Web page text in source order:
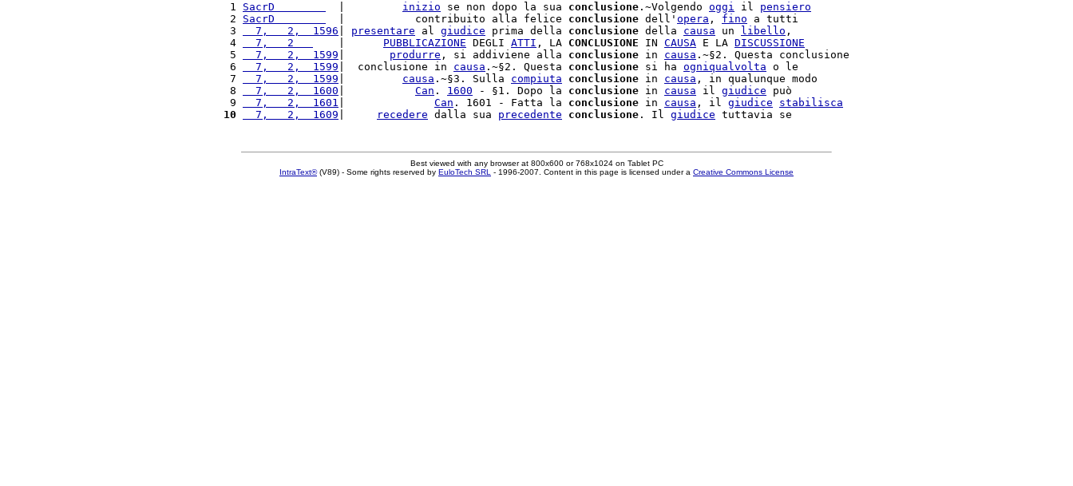
1 SacrD inizio se non dopo la sua conclusione .~Volgendo oggi il pensiero
2 SacrD
  |           contribuito alla felice
conclusione dell' opera , fino a tutti
3
  7,   2,  1596
presentare al giudice prima della conclusione della causa un libello ,
4
  7,   2
PUBBLICAZIONE DEGLI ATTI , LA CONCLUSIONE IN CAUSA E LA DISCUSSIONE
5
  7,   2,  1599
produrre , si addiviene alla conclusione in causa .~§2. Questa conclusione
6
  7,   2,  1599
|  conclusione in causa .~§2. Questa conclusione si ha ogniqualvolta o le
7
  7,   2,  1599
causa .~§3. Sulla compiuta conclusione in causa , in qualunque modo
8
  7,   2,  1600
Can . 1600 - §1. Dopo la conclusione in causa il giudice può
9
  7,   2,  1601
Can . 1601 - Fatta la conclusione in causa , il giudice
stabilisca
10
  7,   2,  1609
recedere dalla sua precedente conclusione . Il giudice
Best viewed with any browser at 800x600 or 768x1024 on Tablet PC
IntraText®(V89) - Some rights reserved by EuloTech SRL - 1996-2007. Content in this page is licensed under a Creative Commons License